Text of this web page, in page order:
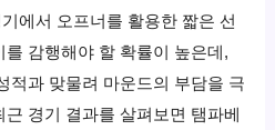
에서 오프너를 활용한 짧은 선
감행해야 할 확률이 높은데,
적과 맞물려 마운드의 부담을 극
경기 결과를 살펴보면 탬파베